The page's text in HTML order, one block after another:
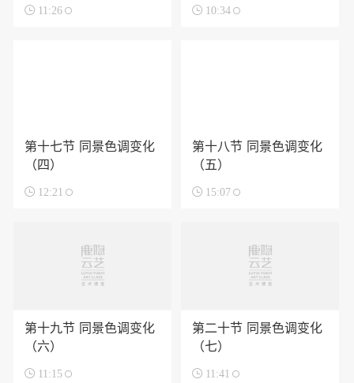
 11:26  10:34
第十七节 同景色调变化
（四）
 12:21
第十八节 同景色调变化
（五）
 15:07
第十九节 同景色调变化
（六）
 11:15
第二十节 同景色调变化
（七）
 11:41